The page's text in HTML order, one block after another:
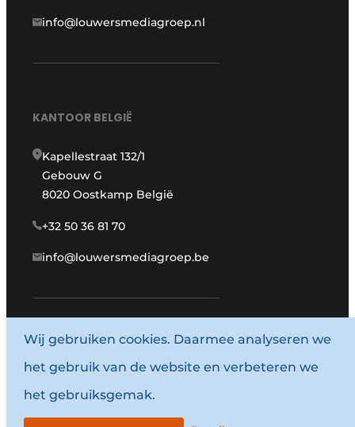
info@louwersmediagroep.nl
KANTOOR BELGIË
Kapellestraat 132/1
Gebouw G
8020 Oostkamp België
+32 50 36 81 70
info@louwersmediagroep.be
www.louwersmediagroep.com
© 1987 - 2026 Louwersmediagroep.
Algemene voorwaarden
Wij gebruiken cookies. Daarmee analyseren we
het gebruik van de website en verbeteren we
het gebruiksgemak.